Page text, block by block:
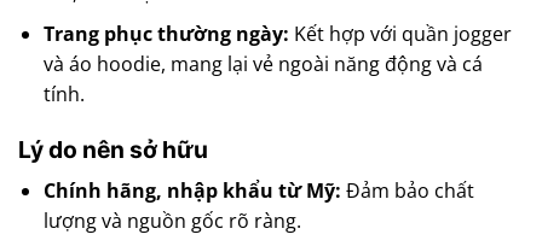
Trang phục thường ngày: Kết hợp với quần jogger
và áo hoodie, mang lại vẻ ngoài năng động và cá
tính.
Lý do nên sở hữu
Chính hãng, nhập khẩu từ Mỹ: Đảm bảo chất
lượng và nguồn gốc rõ ràng.